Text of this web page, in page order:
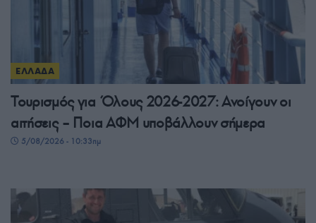
ΕΛΛΑΔΑ
Τουρισμός για Όλους 2026-2027: Ανοίγουν οι
αιτήσεις – Ποια ΑΦΜ υποβάλλουν σήμερα
5/08/2026 - 10:33πμ